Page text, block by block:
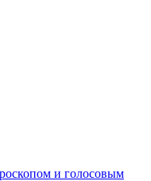
и голосовым